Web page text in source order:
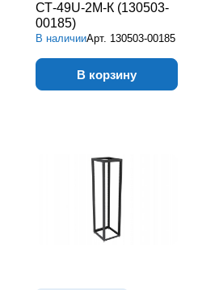
СТ-49U-2М-К (130503-
00185)
В наличииАрт. 130503-00185
В корзину